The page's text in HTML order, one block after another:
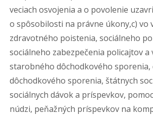
veciach osvojenia a o povolenie
o spôsobilosti na právne úkony,c) vo
zdravotného poistenia, sociálneho
sociálneho zabezpečenia policajtov a
starobného dôchodkového
dôchodkového sporenia, štátnych
sociálnych dávok a príspevkov,
núdzi, peňažných príspevkov na